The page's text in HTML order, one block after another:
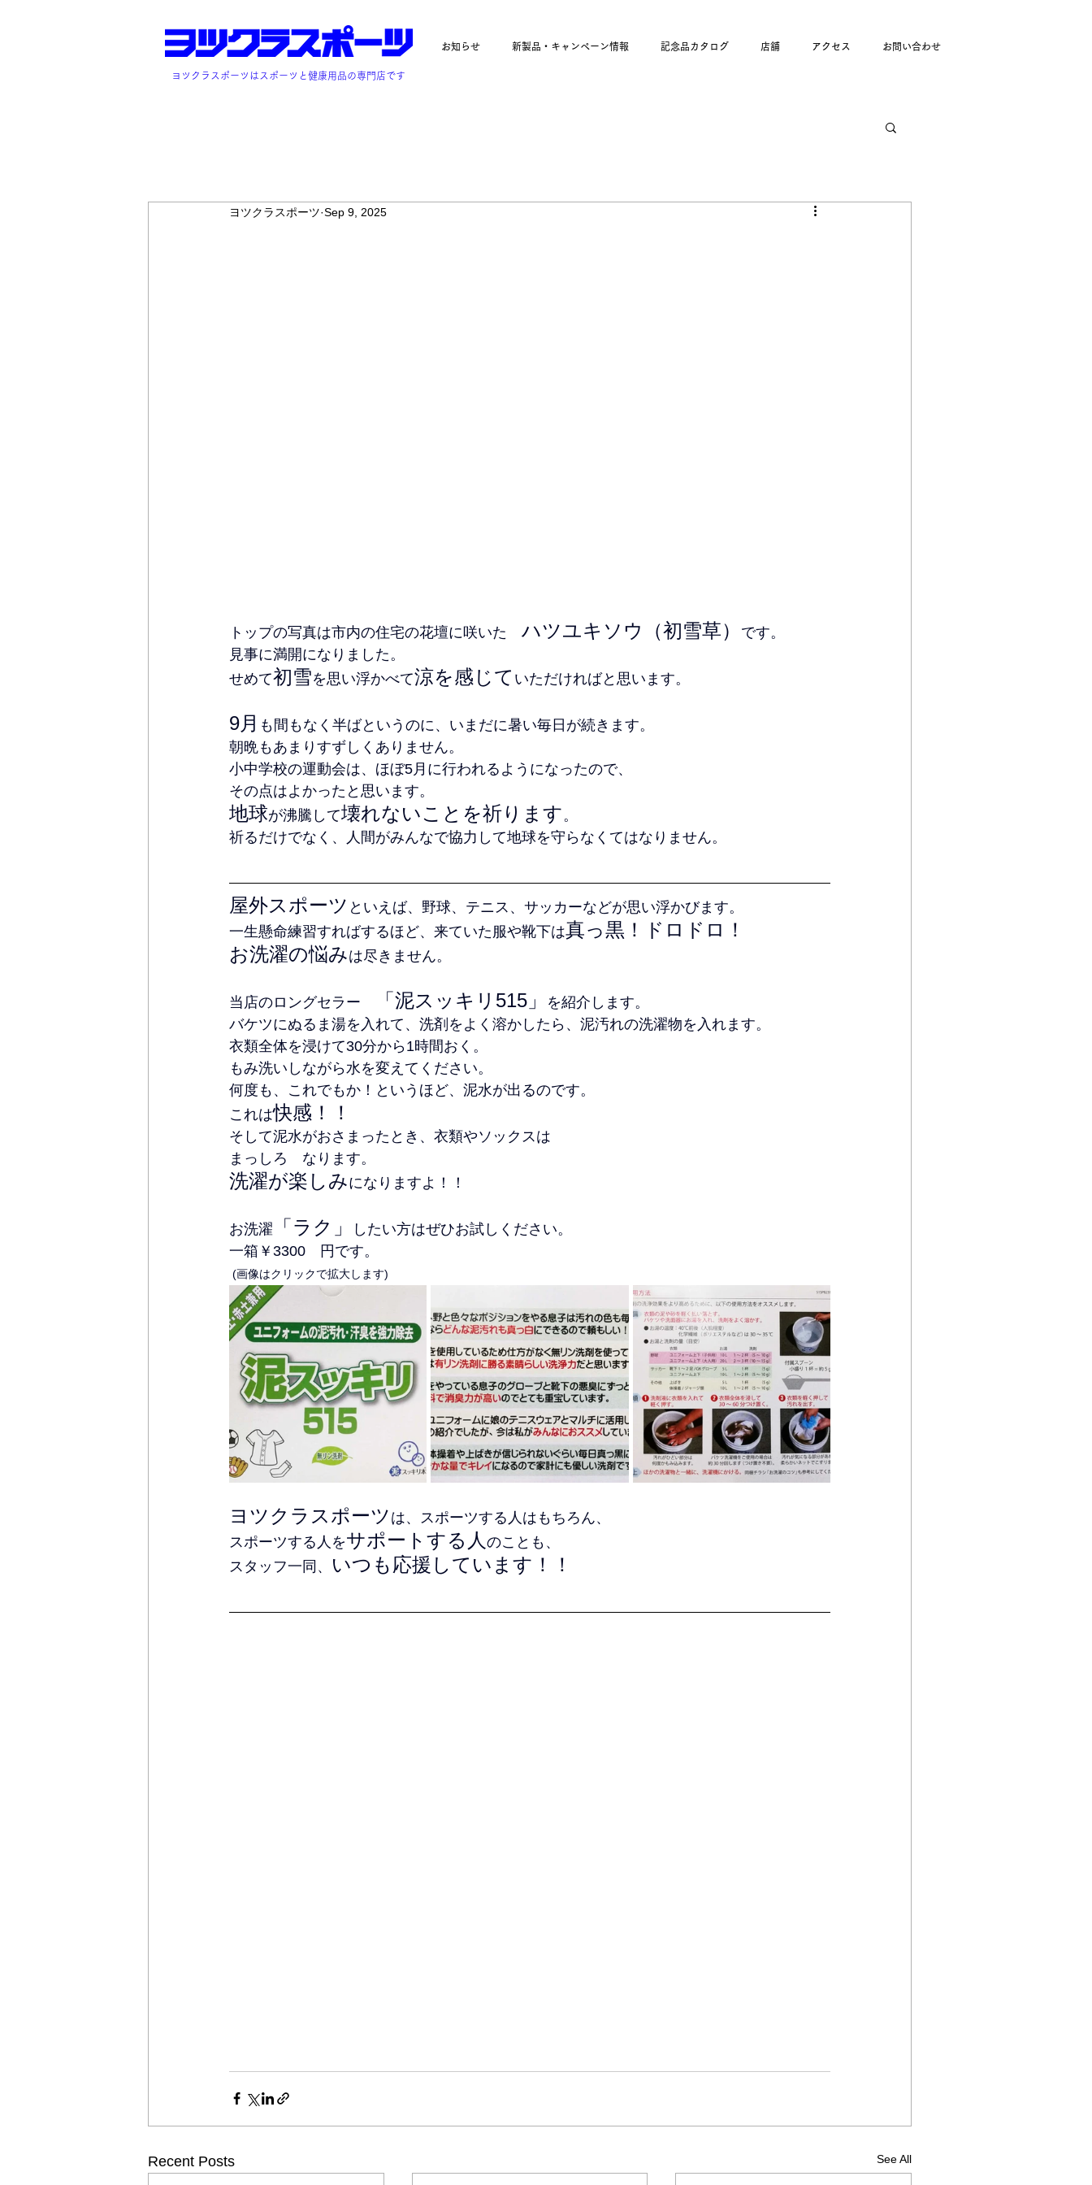
ヨツクラスポーツはスポーツと健康用品の専門店です
お知らせ 新製品・キャンペーン情報 記念品カタログ 店舗 アクセス お問い合わせ
ヨツクラスポーツ Sep 9, 2025
トップの写真は市内の住宅の花壇に咲いた ハツユキソウ（初雪草）
です。
見事に満開になりました。
せめて初雪を思い浮かべて涼を感じて いただければと思います。
9月 も間もなく半ばというのに、いまだに暑い毎日が続きます。
朝晩もあまりすずしくありません。
小中学校の運動会は、ほぼ5月に行われるようになったので、
その点はよかったと思います。
地球が沸騰して壊れないことを祈ります。
祈るだけでなく、人間がみんなで協力して地球を守らなくてはなりません。
屋外スポーツ といえば、野球、テニス、サッカーなどが思い浮かびます。
一生懸命練習すればするほど、来ていた服や靴下は真っ黒！ドロドロ！
お洗濯の悩みは尽きません。
当店のロングセラー 「泥スッキリ515」
を紹介します。
バケツにぬるま湯を入れて、洗剤をよく溶かしたら、泥汚れの洗濯物を入れます。
衣類全体を浸けて30分から1時間おく。
もみ洗いしながら水を変えてください。
何度も、これでもか！というほど、泥水が出るのです。
これは快感！！
そして泥水がおさまったとき、衣類やソックスは
まっしろ　なります。
洗濯が楽しみになりますよ！！
お洗濯 「ラク」
したい方はぜひお試しください。
一箱￥3300　円です。
(画像はクリックで拡大します)
ヨツクラスポーツ は、スポーツする人はもちろん、
スポーツする人をサポートする人 のことも、
スタッフ一同、 いつも応援しています！！
Recent Posts See All